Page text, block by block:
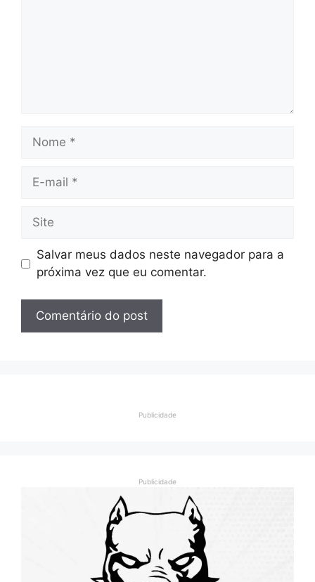
Nome
Site
Salvar meus dados neste navegador para a
próxima vez que eu comentar.
Publicidade
Publicidade